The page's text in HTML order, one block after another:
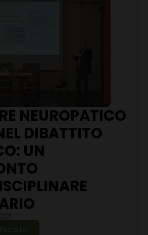
NEUROPATICO
DIBATTITO
UN